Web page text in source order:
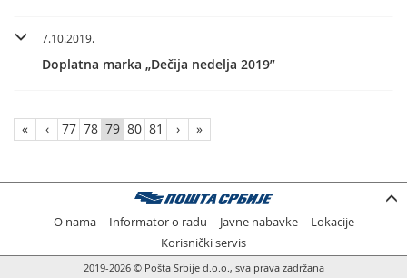
7.10.2019.
Doplatna marka „Dečija nedelja 2019”
« ‹ 77 78 79 80 81 › »
O nama Informator o radu Javne nabavke
Lokacije
Korisnički servis
2019-2026 © Pošta Srbije d.o.o., sva prava zadržana